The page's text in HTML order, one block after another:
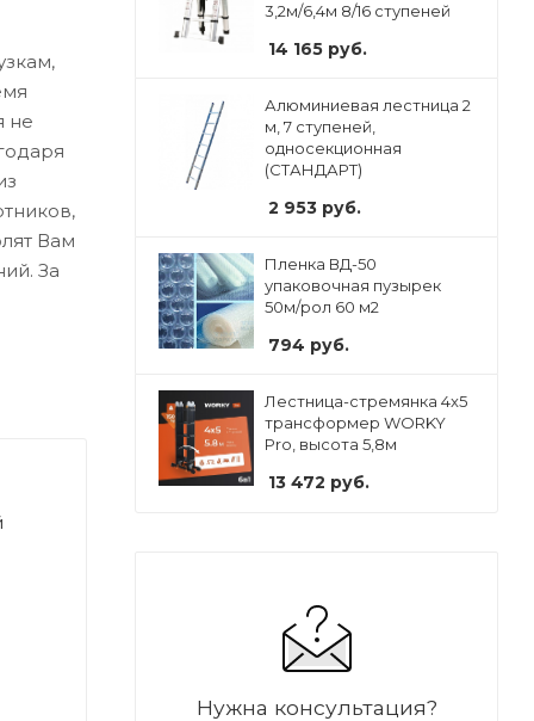
не
Вам
За
3,2м/6,4м 8/16 ступеней
14 165 руб.
Алюминиевая лестница 2
м, 7 ступеней,
односекционная
(СТАНДАРТ)
2 953 руб.
Пленка ВД-50
упаковочная пузырек
50м/рол 60 м2
794 руб.
Лестница-стремянка 4x5
трансформер WORKY
Pro, высота 5,8м
13 472 руб.
Нужна консультация?